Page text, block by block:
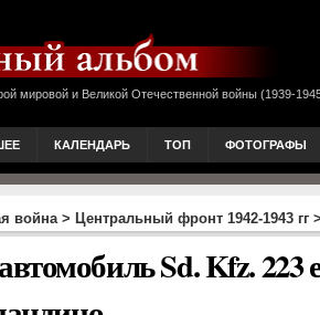
мировой и Великой Отечественной войны (1939-
КАЛЕНДАРЬ ТОП ФОТОГРАФЫ
война> Центральный фронт 1942-1943 гг >
Sd. Kfz. 223